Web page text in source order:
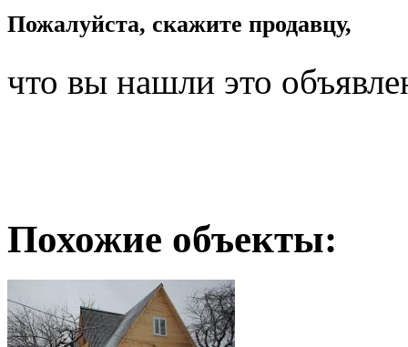
Пожалуйста, скажите продавцу,
что вы нашли это
Похожие объекты: